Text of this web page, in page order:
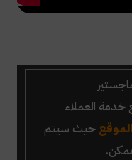
خدمة العملاء
الموقع حيث سيتم